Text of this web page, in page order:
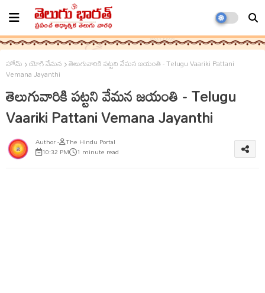
హోమ్ యోగి వేమన తెలుగువారికి పట్టని వేమన జయంతి - Telugu Vaariki Pattani
Vemana Jayanthi
తెలుగువారికి పట్టని వేమన జయంతి - Telugu
Vaariki Pattani Vemana Jayanthi
The Hindu Portal
10:32 PM 1 minute read